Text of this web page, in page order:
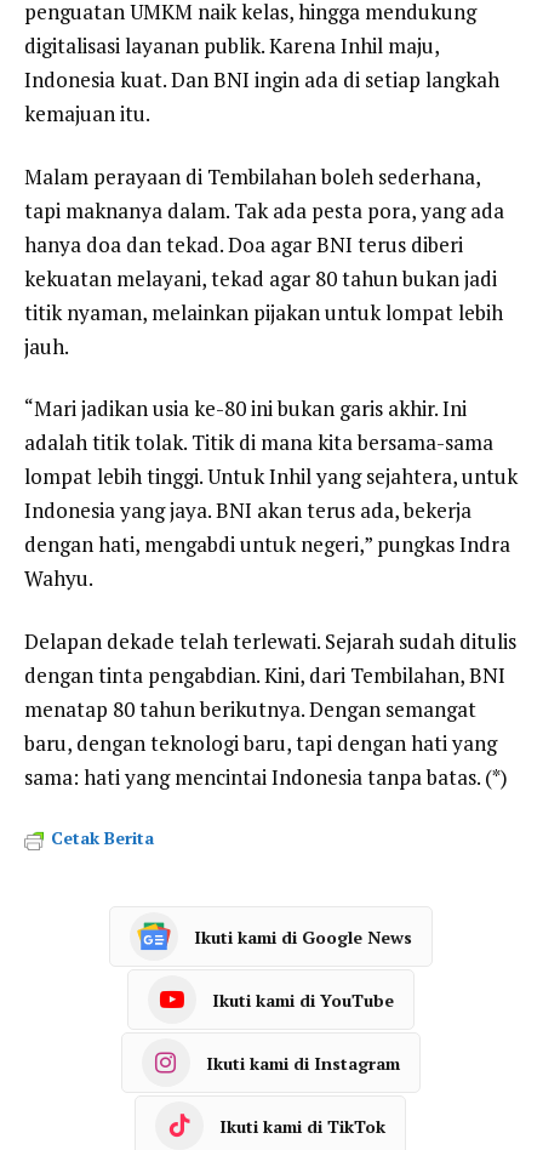
penguatan UMKM naik kelas, hingga mendukung
digitalisasi layanan publik. Karena Inhil maju,
Indonesia kuat. Dan BNI ingin ada di setiap langkah
kemajuan itu.
Malam perayaan di Tembilahan boleh sederhana,
tapi maknanya dalam. Tak ada pesta pora, yang ada
hanya doa dan tekad. Doa agar BNI terus diberi
kekuatan melayani, tekad agar 80 tahun bukan jadi
titik nyaman, melainkan pijakan untuk lompat lebih
jauh.
“Mari jadikan usia ke-80 ini bukan garis akhir. Ini
adalah titik tolak. Titik di mana kita bersama-sama
lompat lebih tinggi. Untuk Inhil yang sejahtera, untuk
Indonesia yang jaya. BNI akan terus ada, bekerja
dengan hati, mengabdi untuk negeri,” pungkas Indra
Wahyu.
Delapan dekade telah terlewati. Sejarah sudah ditulis
dengan tinta pengabdian. Kini, dari Tembilahan, BNI
menatap 80 tahun berikutnya. Dengan semangat
baru, dengan teknologi baru, tapi dengan hati yang
sama: hati yang mencintai Indonesia tanpa batas. (*)
Cetak Berita
Ikuti kami di Google News
Ikuti kami di YouTube
Ikuti kami di Instagram
Ikuti kami di TikTok